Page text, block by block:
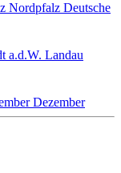
Nordpfalz Deutsche
a.d.W. Landau
Dezember